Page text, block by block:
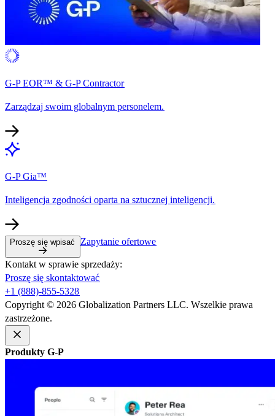
G-P EOR™ & G-P Contractor​​
Zarządzaj swoim globalnym personelem.​​
G-P Gia™​​
Inteligencja zgodności oparta na sztucznej inteligencji.​​
Proszę się wpisać​​ Zapytanie ofertowe​​
Kontakt w sprawie sprzedaży:​​
Proszę się skontaktować​​
+1 (888)-855-5328​​
Copyright © 2026 Globalization Partners LLC. Wszelkie prawa
zastrzeżone.​​
Produkty G-P​​